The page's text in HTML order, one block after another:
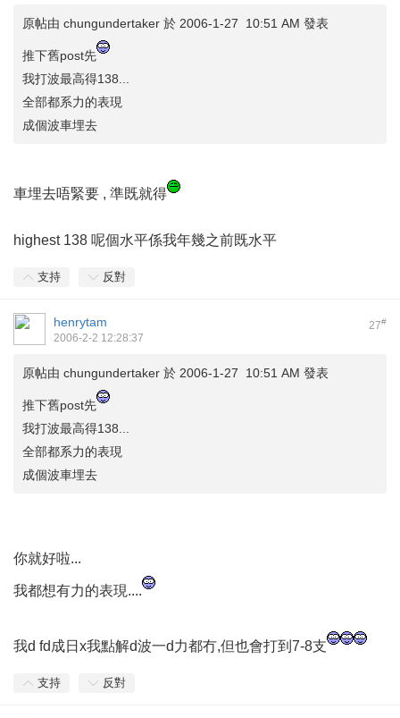
原帖由 chungundertaker 於 2006-1-27 10:51 AM 發表
推下舊post先
我打波最高得138...
全部都系力的表現
成個波車埋去
車埋去唔緊要 , 準既就得
highest 138 呢個水平係我年幾之前既水平
支持 反對
27#
henrytam
2006-2-2 12:28:37
原帖由 chungundertaker 於 2006-1-27 10:51 AM 發表
推下舊post先
我打波最高得138...
全部都系力的表現
成個波車埋去
你就好啦...
我都想有力的表現....
我d fd成日x我點解d波一d力都冇,但也會打到7-8支
支持 反對